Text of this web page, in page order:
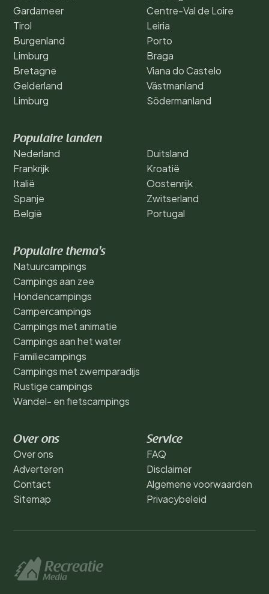
Gardameer
Tirol
Burgenland
Limburg
Bretagne
Gelderland
Limburg
Centre-Val de Loire
Leiria
Porto
Braga
Viana do Castelo
Västmanland
Södermanland
Populaire landen
Nederland
Frankrijk
Italië
Spanje
België
Duitsland
Kroatië
Oostenrijk
Zwitserland
Portugal
Populaire thema's
Natuurcampings
Campings aan zee
Hondencampings
Campercampings
Campings met animatie
Campings aan het water
Familiecampings
Campings met zwemparadijs
Rustige campings
Wandel- en fietscampings
Over ons
Over ons
Adverteren
Contact
Sitemap
Service
FAQ
Disclaimer
Algemene voorwaarden
Privacybeleid